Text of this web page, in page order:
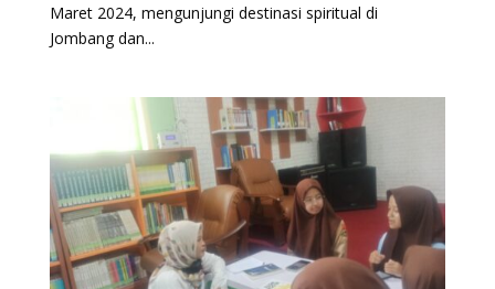
Maret 2024, mengunjungi destinasi spiritual di
Jombang dan...